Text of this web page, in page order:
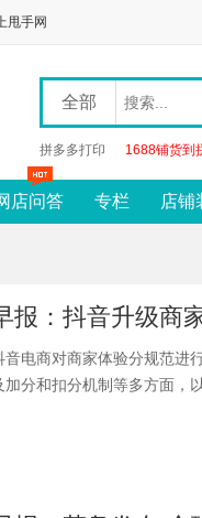
甩手网
全部
拼多多打印 1688铺货到
店问答 专栏 店铺
音电商对商家体验分规范进
加分和扣分机制等多方面，